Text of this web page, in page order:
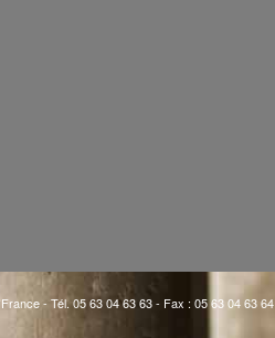
- Tél. 05 63 04 63 63 - Fax : 05 63 04 63 64